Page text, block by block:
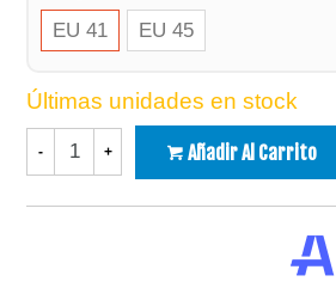
EU 41 EU 45
Últimas unidades en stock
- + Añadir Al Carrito